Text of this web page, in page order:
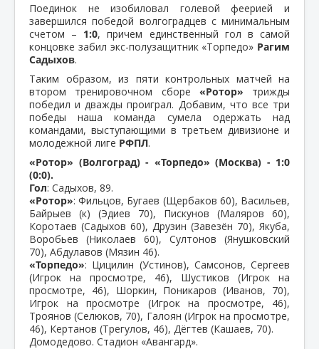
Поединок не изобиловал голевой феерией и
завершился победой волгоградцев с минимальным
счетом – 1:0, причем единственный гол в самой
концовке забил экс-полузащитник «Торпедо» Рагим
Садыхов.
Таким образом, из пяти контрольных матчей на
втором тренировочном сборе «Ротор» трижды
победил и дважды проиграл. Добавим, что все три
победы наша команда сумела одержать над
командами, выступающими в третьем дивизионе и
молодежной лиге РФПЛ.
«Ротор» (Волгоград) - «Торпедо» (Москва) - 1:0
(0:0).
Гол: Садыхов, 89.
«Ротор»: Фильцов, Бугаев (Щербаков 60), Васильев,
Байрыев (к) (Эдиев 70), Пискунов (Маляров 60),
Коротаев (Садыхов 60), Друзин (Завезён 70), Якуба,
Воробьев (Николаев 60), Султонов (Янушковский
70), Абдулавов (Мязин 46).
«Торпедо»: Цицилин (Устинов), Самсонов, Сергеев
(Игрок на просмотре, 46), Шустиков (Игрок на
просмотре, 46), Шоркин, Поникаров (Иванов, 70),
Игрок на просмотре (Игрок на просмотре, 46),
Троянов (Селюков, 70), Галоян (Игрок на просмотре,
46), Кертанов (Трегулов, 46), Дёгтев (Кашаев, 70).
Домодедово. Стадион «Авангард».